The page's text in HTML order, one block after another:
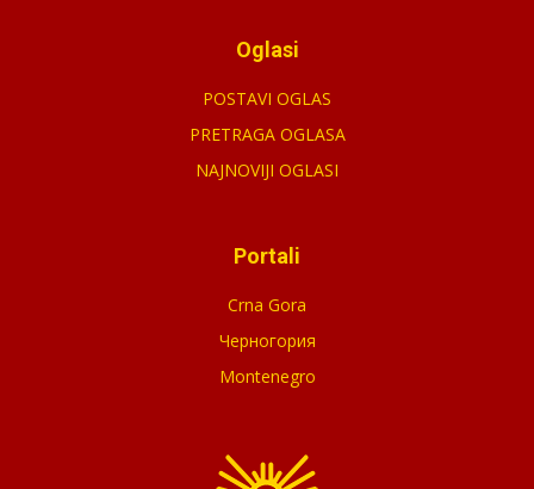
Oglasi
POSTAVI OGLAS
PRETRAGA OGLASA
NAJNOVIJI OGLASI
Portali
Crna Gora
Черногория
Montenegro